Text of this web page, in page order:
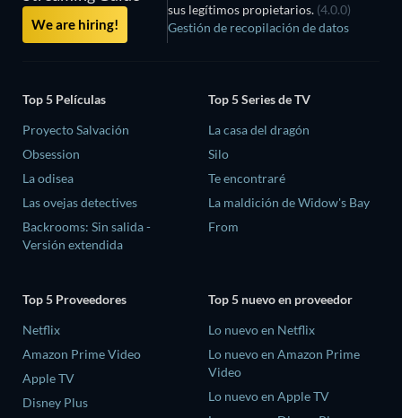
We are hiring!
sus legítimos propietarios. (4.0.0)
Gestión de recopilación de datos
Top 5 Películas
Proyecto Salvación
Obsession
La odisea
Las ovejas detectives
Backrooms: Sin salida -
Versión extendida
Top 5 Series de TV
La casa del dragón
Silo
Te encontraré
La maldición de Widow's Bay
From
Top 5 Proveedores
Netflix
Amazon Prime Video
Apple TV
Disney Plus
Top 5 nuevo en proveedor
Lo nuevo en Netflix
Lo nuevo en Amazon Prime
Video
Lo nuevo en Apple TV